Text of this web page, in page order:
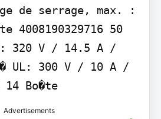
de serrage, max. :
4008190329716 50
320 V / 14.5 A /
UL: 300 V / 10 A /
14 Bo�te
Advertisements